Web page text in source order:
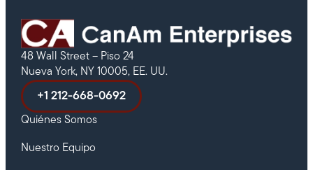
48 Wall Street – Piso 24
Nueva York, NY 10005, EE. UU.
+1 212-668-0692
Quiénes Somos
Nuestro Equipo